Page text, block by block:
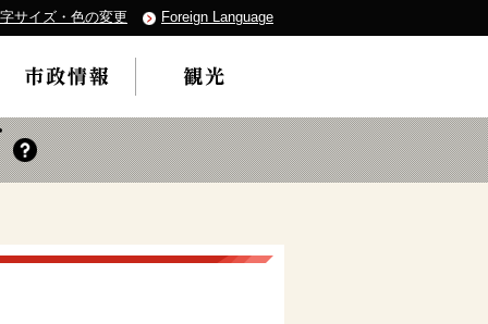
サイズ・色の変更 Foreign Language